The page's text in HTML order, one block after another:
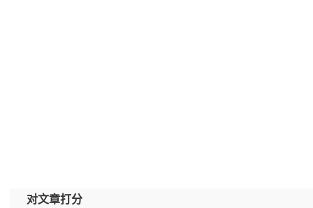
对文章打分